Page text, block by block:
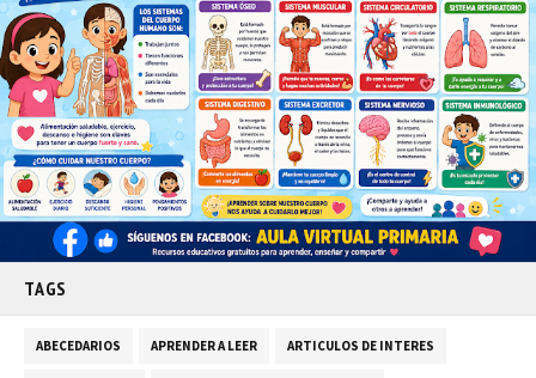
TAGS
ABECEDARIOS APRENDER A LEER ARTICULOS DE INTERES